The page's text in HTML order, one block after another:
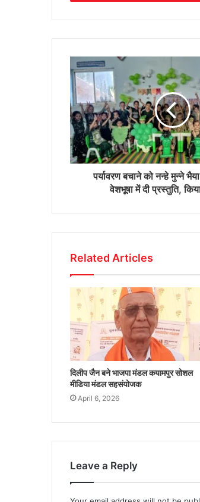
पर्यावरण बचाने को नन्हे मुन्ने
वेशभूषा में दी प्रस्तुति,
Related Articles
दिलीप जैन बने भाजपा मंडल कयामपुर सोशल
मीडिया मंडल सहसंयोजक
April 6, 2026
Leave a Reply